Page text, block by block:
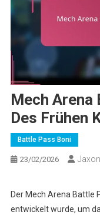
Mech
Des Frühen
Battle Pass Boni
23/02/2026
Der Mech Arena Battle
entwickelt wurde, um